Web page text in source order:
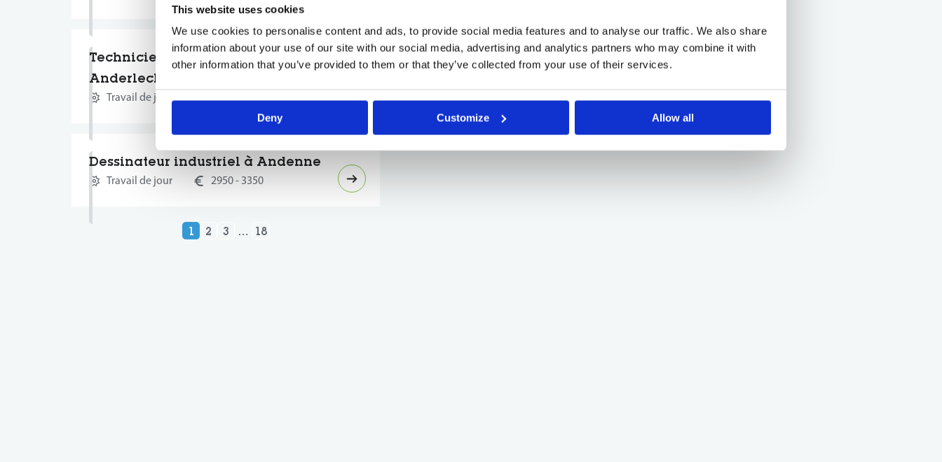
This website uses cookies
We use cookies to personalise content and ads, to provide social media features and to analyse our traffic. We also share
information about your use of our site with our social media, advertising and analytics partners who may combine it with
other information that you’ve provided to them or that they’ve collected from your use of their services.
Deny Customize Allow all
Technicien de maintenance itinérant à
Anderlecht & Europe
Travail de jour 4000 - 6000
Dessinateur industriel à Andenne
Travail de jour 2950 - 3350
1 2 3 … 18